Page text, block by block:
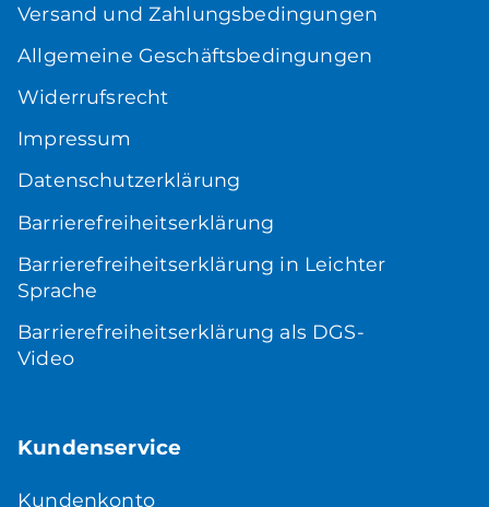
Versand und Zahlungsbedingungen
Allgemeine Geschäftsbedingungen
Widerrufsrecht
Impressum
Datenschutzerklärung
Barrierefreiheitserklärung
Barrierefreiheitserklärung in Leichter
Sprache
Barrierefreiheitserklärung als DGS-
Video
Kundenservice
Kundenkonto